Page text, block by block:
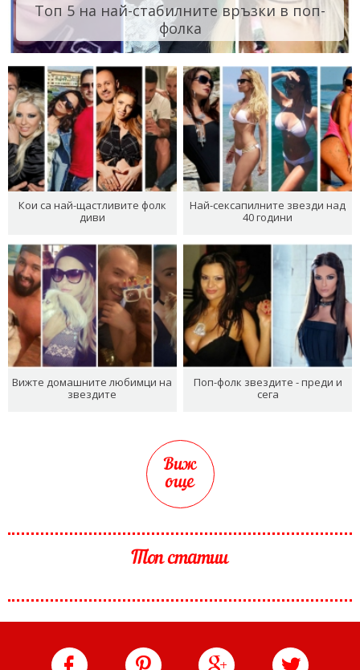
Топ 5 на най-стабилните връзки в поп-
фолка
Кои са най-щастливите фолк
диви
Най-сексапилните звезди над
40 години
Вижте домашните любимци на
звездите
Поп-фолк звездите - преди и
сега
Виж
още
Топ статии